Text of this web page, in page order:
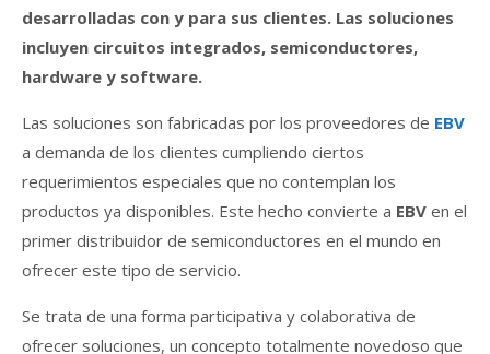
desarrolladas con y para sus clientes. Las soluciones
incluyen circuitos integrados, semiconductores,
hardware y software.
Las soluciones son fabricadas por los proveedores de EBV
a demanda de los clientes cumpliendo ciertos
requerimientos especiales que no contemplan los
productos ya disponibles. Este hecho convierte a EBV en el
primer distribuidor de semiconductores en el mundo en
ofrecer este tipo de servicio.
Se trata de una forma participativa y colaborativa de
ofrecer soluciones, un concepto totalmente novedoso que